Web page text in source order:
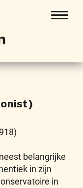
belangrijke
in zijn
in